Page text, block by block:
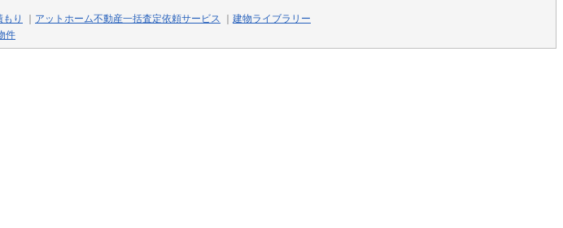
り アットホーム不動産一括査定依頼サービス
建物ライブラリー
件